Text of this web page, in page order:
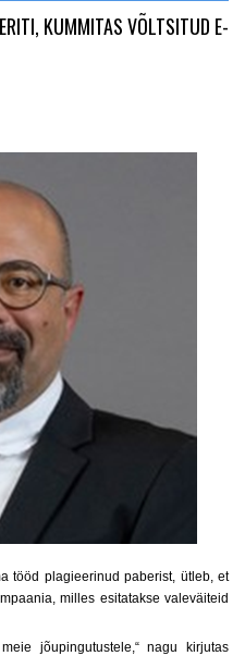
KUMMITAS VÕLTSITUD E-
tööd plagieerinud paberist, ütleb, et
milles esitatakse valeväiteid
jõupingutustele,“ nagu kirjutas